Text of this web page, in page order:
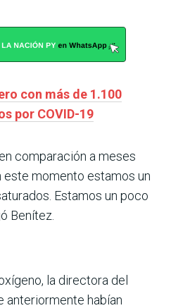
con más de 1.100
por COVID-19
comparación a meses
este momento estamos un
Estamos un poco
Benítez.
la directora del
anteriormente habían